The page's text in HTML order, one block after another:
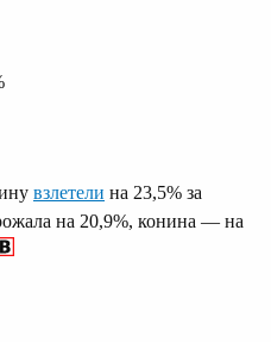
взлетели на 23,5% за
на 20,9%, конина — на